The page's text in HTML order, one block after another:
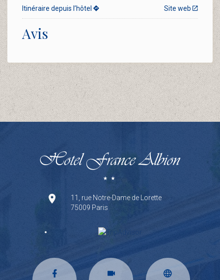
Site web
Itinéraire depuis l’hôtel
Avis
11, rue Notre-Dame de Lorette
75009 Paris